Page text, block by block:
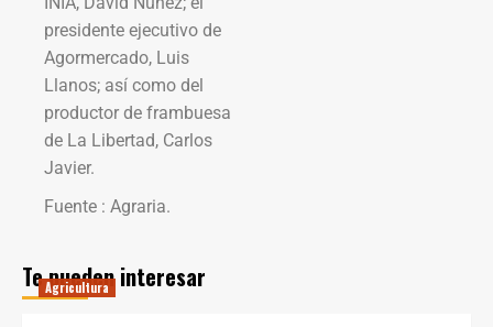
presidente ejecutivo de
Agormercado, Luis
Llanos; así como del
productor de frambuesa
de La Libertad, Carlos
Javier.
Fuente : Agraria.
Te pueden interesar
Agricultura